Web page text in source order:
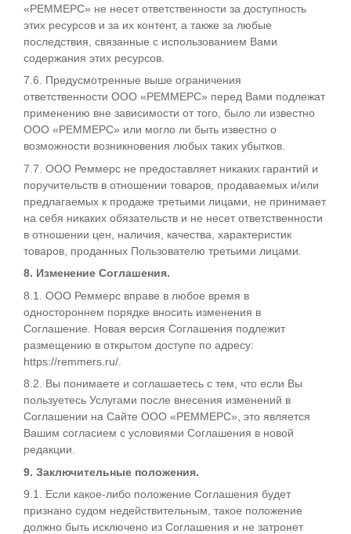
«РЕММЕРС» не несет ответственности за доступность
этих ресурсов и за их контент, а также за любые
последствия, связанные с использованием Вами
содержания этих ресурсов.
7.6. Предусмотренные выше ограничения
ответственности ООО «РЕММЕРС» перед Вами подлежат
применению вне зависимости от того, было ли известно
ООО «РЕММЕРС» или могло ли быть известно о
возможности возникновения любых таких убытков.
7.7. ООО Реммерс не предоставляет никаких гарантий и
поручительств в отношении товаров, продаваемых и/или
предлагаемых к продаже третьими лицами, не принимает
на себя никаких обязательств и не несет ответственности
в отношении цен, наличия, качества, характеристик
товаров, проданных Пользователю третьими лицами.
8. Изменение Соглашения.
8.1. ООО Реммерс вправе в любое время в
одностороннем порядке вносить изменения в
Соглашение. Новая версия Соглашения подлежит
размещению в открытом доступе по адресу:
https://remmers.ru/.
8.2. Вы понимаете и соглашаетесь с тем, что если Вы
пользуетесь Услугами после внесения изменений в
Соглашении на Сайте ООО «РЕММЕРС», это является
Вашим согласием с условиями Соглашения в новой
редакции.
9. Заключительные положения.
9.1. Если какое-либо положение Соглашения будет
признано судом недействительным, такое положение
должно быть исключено из Соглашения и не затронет